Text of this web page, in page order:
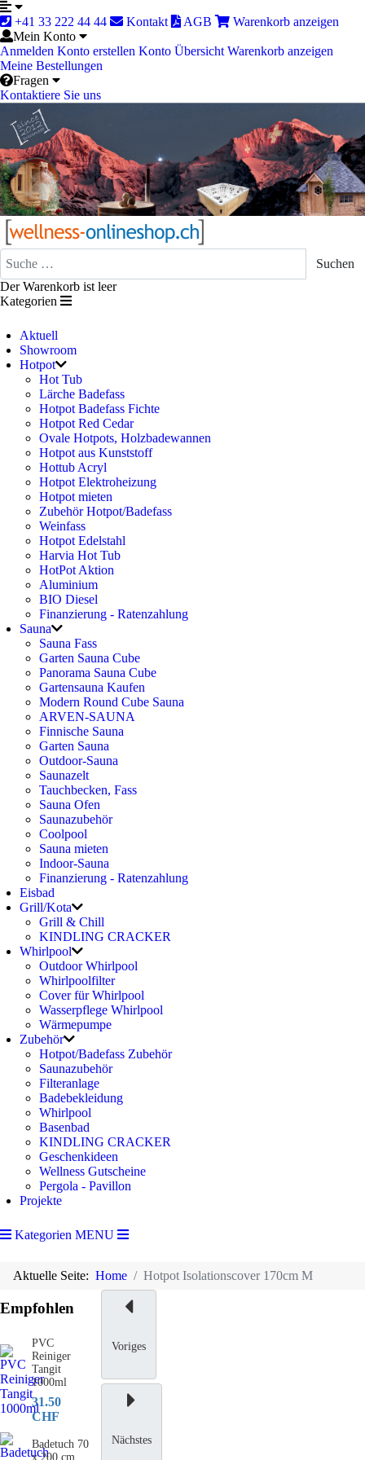
+41 33 222 44 44 Kontakt AGB
Warenkorb anzeigen
Mein Konto
Anmelden Konto erstellen Konto Übersicht Warenkorb anzeigen
Meine Bestellungen
Fragen
Kontaktiere Sie uns
Suchen
Suchen
Der Warenkorb ist leer
Kategorien
Aktuell
Showroom
Hotpot
Hot Tub
Lärche Badefass
Hotpot Badefass Fichte
Hotpot Red Cedar
Ovale Hotpots, Holzbadewannen
Hotpot aus Kunststoff
Hottub Acryl
Hotpot Elektroheizung
Hotpot mieten
Zubehör Hotpot/Badefass
Weinfass
Hotpot Edelstahl
Harvia Hot Tub
HotPot Aktion
Aluminium
BIO Diesel
Finanzierung - Ratenzahlung
Sauna
Sauna Fass
Garten Sauna Cube
Panorama Sauna Cube
Gartensauna Kaufen
Modern Round Cube Sauna
ARVEN-SAUNA
Finnische Sauna
Garten Sauna
Outdoor-Sauna
Saunazelt
Tauchbecken, Fass
Sauna Ofen
Saunazubehör
Coolpool
Sauna mieten
Indoor-Sauna
Finanzierung - Ratenzahlung
Eisbad
Grill/Kota
Grill & Chill
KINDLING CRACKER
Whirlpool
Outdoor Whirlpool
Whirlpoolfilter
Cover für Whirlpool
Wasserpflege Whirlpool
Wärmepumpe
Zubehör
Hotpot/Badefass Zubehör
Saunazubehör
Filteranlage
Badebekleidung
Whirlpool
Basenbad
KINDLING CRACKER
Geschenkideen
Wellness Gutscheine
Pergola - Pavillon
Projekte
Kategorien MENU
Aktuelle Seite: Home Hotpot Isolationscover 170cm M
Empfohlen
PVC
Reiniger
Tangit
1000ml
31.50
CHF
Badetuch 70
x 200 cm
Voriges
Nächstes